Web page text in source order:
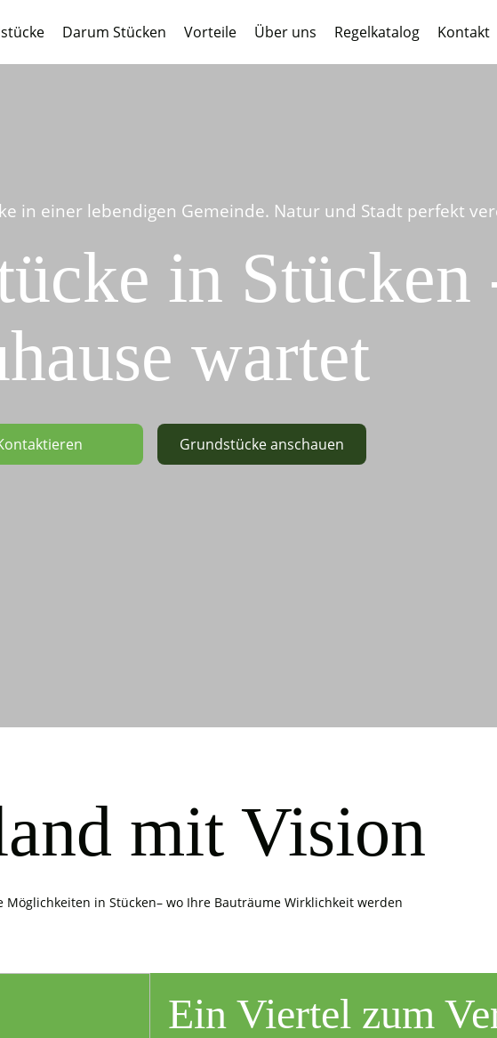
Darum Stücken Vorteile Über uns Regelkatalog Kontakt
in einer lebendigen Gemeinde. Natur und Stadt perfekt
in
wartet
Grundstücke anschauen
mit Vision
Möglichkeiten in Stücken– wo Ihre Bauträume Wirklichkeit werden
Ein Viertel zum